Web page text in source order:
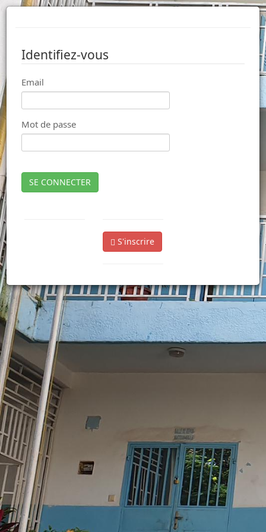
Identifiez-vous
Email
Mot de passe
SE CONNECTER
S'inscrire